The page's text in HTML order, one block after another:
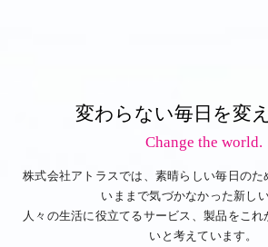
変わらない毎日を変
Change the world.
株式会社アトラスでは、素晴らしい毎日のた
いままで気づかなかった新しい
人々の生活に役立てるサービス、製品をこ
いと考えています。